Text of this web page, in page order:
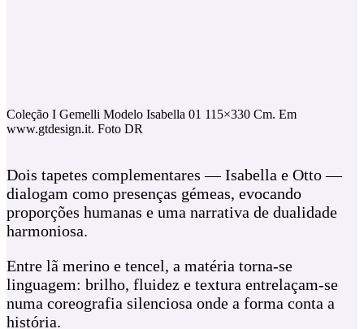
Coleção I Gemelli Modelo Isabella 01 115×330 Cm. Em
www.gtdesign.it. Foto DR
Dois tapetes complementares — Isabella e Otto —
dialogam como presenças gémeas, evocando
proporções humanas e uma narrativa de dualidade
harmoniosa.
Entre lã merino e tencel, a matéria torna‑se
linguagem: brilho, fluidez e textura entrelaçam‑se
numa coreografia silenciosa onde a forma conta a
história.